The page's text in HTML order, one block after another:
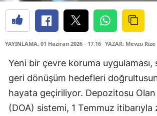
YAYINLAMA: 01 Haziran 2026 - 17.16 YAZAR: Mevzu Rize
Yeni bir çevre koruma uygulaması,
geri dönüşüm hedefleri
hayata geçiriliyor. Depozitosu
(DOA) sistemi, 1 Temmuz itibarıyla